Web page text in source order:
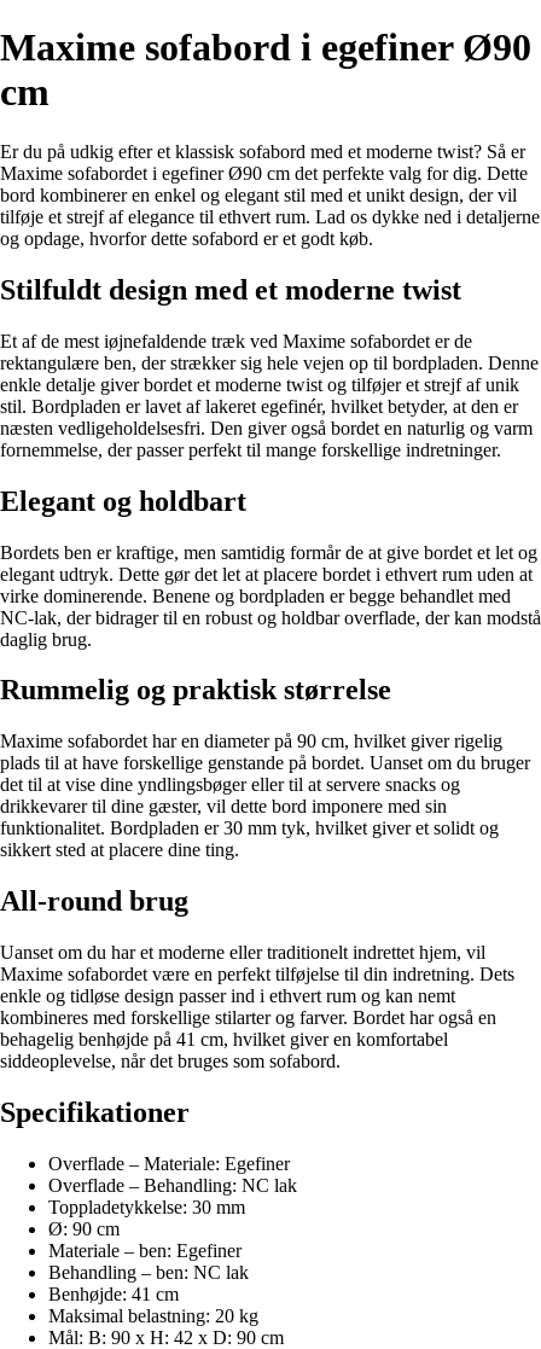
Maxime sofabord i egefiner Ø90
cm
Er du på udkig efter et klassisk sofabord med et moderne twist? Så er
Maxime sofabordet i egefiner Ø90 cm det perfekte valg for dig. Dette
bord kombinerer en enkel og elegant stil med et unikt design, der vil
tilføje et strejf af elegance til ethvert rum. Lad os dykke ned i detaljerne
og opdage, hvorfor dette sofabord er et godt køb.
Stilfuldt design med et moderne twist
Et af de mest iøjnefaldende træk ved Maxime sofabordet er de
rektangulære ben, der strækker sig hele vejen op til bordpladen. Denne
enkle detalje giver bordet et moderne twist og tilføjer et strejf af unik
stil. Bordpladen er lavet af lakeret egefinér, hvilket betyder, at den er
næsten vedligeholdelsesfri. Den giver også bordet en naturlig og varm
fornemmelse, der passer perfekt til mange forskellige indretninger.
Elegant og holdbart
Bordets ben er kraftige, men samtidig formår de at give bordet et let og
elegant udtryk. Dette gør det let at placere bordet i ethvert rum uden at
virke dominerende. Benene og bordpladen er begge behandlet med
NC-lak, der bidrager til en robust og holdbar overflade, der kan modstå
daglig brug.
Rummelig og praktisk størrelse
Maxime sofabordet har en diameter på 90 cm, hvilket giver rigelig
plads til at have forskellige genstande på bordet. Uanset om du bruger
det til at vise dine yndlingsbøger eller til at servere snacks og
drikkevarer til dine gæster, vil dette bord imponere med sin
funktionalitet. Bordpladen er 30 mm tyk, hvilket giver et solidt og
sikkert sted at placere dine ting.
All-round brug
Uanset om du har et moderne eller traditionelt indrettet hjem, vil
Maxime sofabordet være en perfekt tilføjelse til din indretning. Dets
enkle og tidløse design passer ind i ethvert rum og kan nemt
kombineres med forskellige stilarter og farver. Bordet har også en
behagelig benhøjde på 41 cm, hvilket giver en komfortabel
siddeoplevelse, når det bruges som sofabord.
Specifikationer
Overflade – Materiale: Egefiner
Overflade – Behandling: NC lak
Toppladetykkelse: 30 mm
Ø: 90 cm
Materiale – ben: Egefiner
Behandling – ben: NC lak
Benhøjde: 41 cm
Maksimal belastning: 20 kg
Mål: B: 90 x H: 42 x D: 90 cm